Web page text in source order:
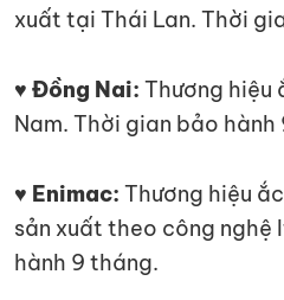
xuất tại Thái Lan. Thời
♥ Đồng Nai: Thương hiệu
Nam. Thời gian bảo hành
♥ Enimac: Thương hiệu
sản xuất theo công
hành 9 tháng.